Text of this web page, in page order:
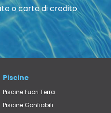
o carte di credito
Piscine
Piscine Fuori Terra
Piscine Gonfiabili